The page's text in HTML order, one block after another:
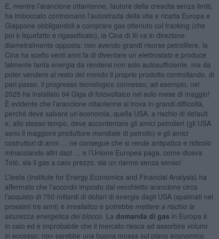
E, mentre l’arancione ottantenne, fautore della crescita senza limiti,
ha imboccato contromano l’autostrada della vita e ricatta Europa e
Giappone obbligandoli a comprare gas ottenuto col fracking (che
poi è liquefatto e rigassificato), la Cina di Xi va in direzione
diametralmente opposta: non avendo grandi risorse petrolifere, la
Cina ha scelto venti anni fa di diventare un elettrostato e produce
talmente tanta energia da rendersi non solo autosufficiente, ma da
poter vendere al resto del mondo il proprio prodotto controllando, di
pari passo, il progresso tecnologico connesso; ad esempio, nel
2025 ha installato 94 Giga di fotovoltaico nel solo mese di maggio!
È evidente che l’arancione ottantenne si trova in grandi difficoltà,
perché deve salvare un’economia, quella USA, a rischio di default
e, allo stesso tempo, deve accontentare gli amici petrolieri (gli USA
sono il maggiore produttore mondiale di petrolio) e gli amici
costruttori di armi … ne consegue che si rende antipatico e ridicolo
minacciando altri dazi … e l’Unione Europea paga, come diceva
Totò, sia il gas a caro prezzo, sia un riarmo senza senso!
L’Ieefa (Institute for Energy Economics and Financial Analysis) ha
affermato che l’accordo imposto dal vecchietto arancione circa
l’acquisto di 750 miliardi di dollari di energia dagli USA (spalmati nei
prossimi tre anni) è irrealistico e potrebbe mettere a rischio la
sicurezza energetica del blocco . La domanda di gas in Europa è
in calo ed è improbabile che il mercato riesca ad assorbire volumi
in eccesso; non sarebbe una buona mossa sul piano economico,